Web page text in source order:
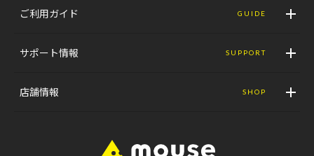
ご利用ガイド GUIDE
サポート情報 SUPPORT
店舗情報 SHOP